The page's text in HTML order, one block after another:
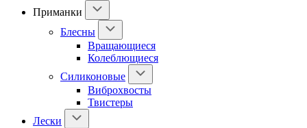
Приманки
Блесны
Вращающиеся
Колеблющиеся
Силиконовые
Виброхвосты
Твистеры
Лески